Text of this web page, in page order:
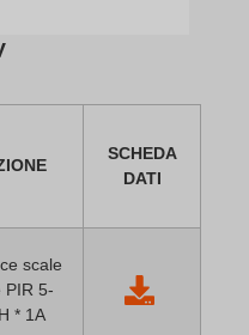
SCHEDA
DATI
scale
PIR 5-
* 1A